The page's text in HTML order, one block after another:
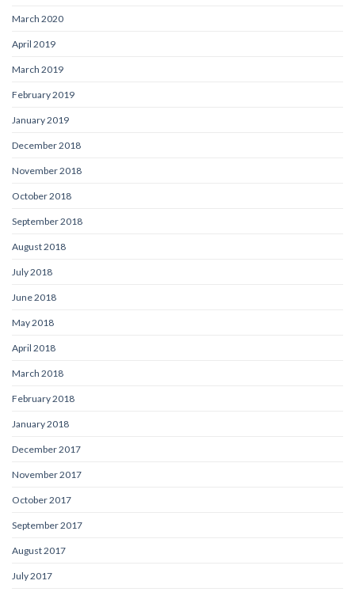
March 2020
April 2019
March 2019
February 2019
January 2019
December 2018
November 2018
October 2018
September 2018
August 2018
July 2018
June 2018
May 2018
April 2018
March 2018
February 2018
January 2018
December 2017
November 2017
October 2017
September 2017
August 2017
July 2017